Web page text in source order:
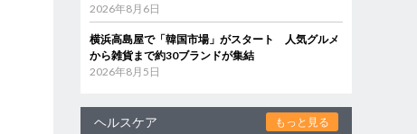
2026年8月6日
横浜高島屋で「韓国市場」がスタート 人気グルメ
から雑貨まで約30ブランドが集結
2026年8月5日
ヘルスケア もっと見る